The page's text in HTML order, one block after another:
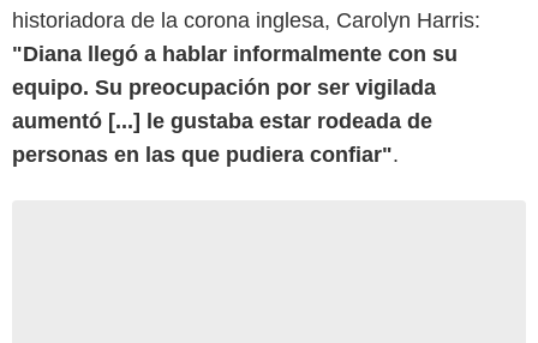
historiadora de la corona inglesa, Carolyn Harris:
"Diana llegó a hablar informalmente con su
equipo. Su preocupación por ser vigilada
aumentó [...] le gustaba estar rodeada de
personas en las que pudiera confiar".